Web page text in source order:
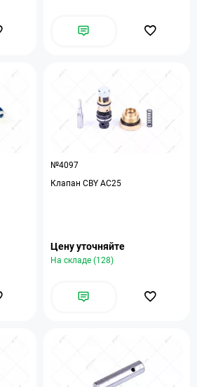
№4097
Клапан CBY AC25
Цену уточняйте
На складе (128)